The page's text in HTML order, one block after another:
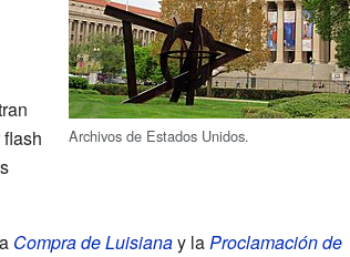
Archivos de Estados Unidos.
Compra de Luisianay laProclamación de